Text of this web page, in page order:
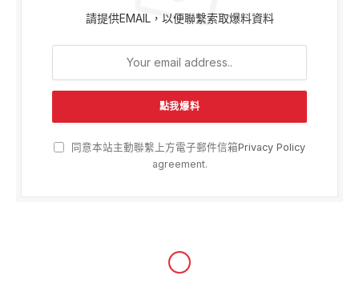
請提供EMAIL，以便聯繫索取爆料資料
同意本站主動聯繫上方電子郵件信箱Privacy Policy
agreement.